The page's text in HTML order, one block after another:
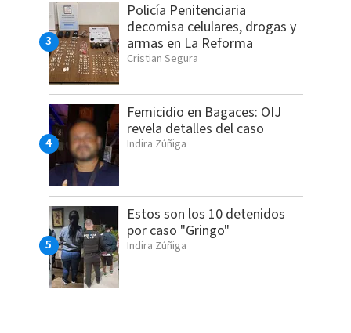
Policía Penitenciaria
decomisa celulares, drogas y
armas en La Reforma
Cristian Segura
Femicidio en Bagaces: OIJ
revela detalles del caso
Indira Zúñiga
Estos son los 10 detenidos
por caso "Gringo"
Indira Zúñiga